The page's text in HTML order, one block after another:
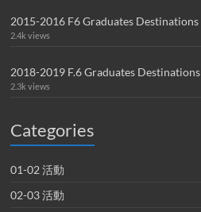
2015-2016 F6 Graduates Destinations
2.4k views
2018-2019 F.6 Graduates Destinations
2.3k views
Categories
01-02 活動
02-03 活動